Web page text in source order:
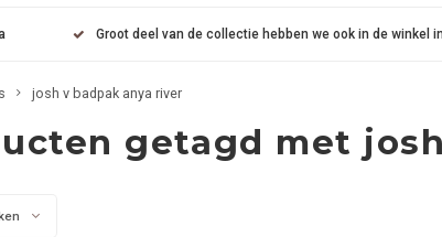
Groot deel van de collectie hebben we ook in de winkel
josh v badpak anya river
getagd met